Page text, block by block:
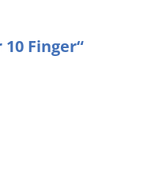
Finger“